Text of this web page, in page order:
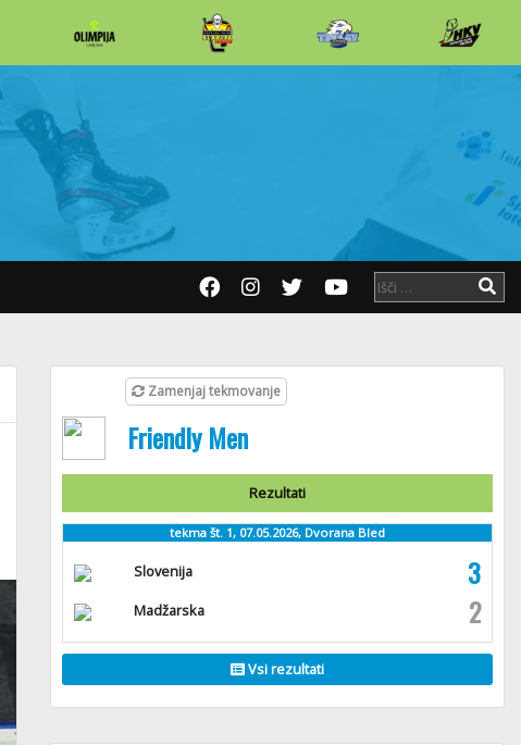
Zamenjaj tekmovanje
Friendly Men
Rezultati
tekma št. 1, 07.05.2026, Dvorana Bled
Slovenija 3
Madžarska 2
Vsi rezultati